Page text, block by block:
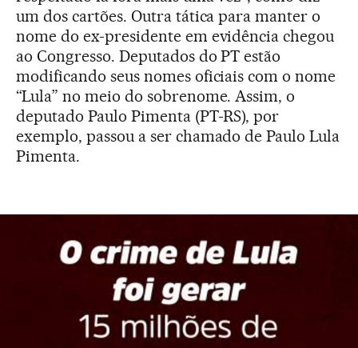
um dos cartões. Outra tática para manter o
nome do ex-presidente em evidência chegou
ao Congresso. Deputados do PT estão
modificando seus nomes oficiais com o nome
“Lula” no meio do sobrenome. Assim, o
deputado Paulo Pimenta (PT-RS), por
exemplo, passou a ser chamado de Paulo Lula
Pimenta.